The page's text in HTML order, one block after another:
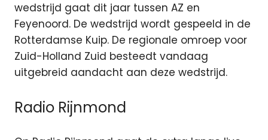
wedstrijd gaat dit jaar tussen AZ en
Feyenoord. De wedstrijd wordt gespeeld in de
Rotterdamse Kuip. De regionale omroep voor
Zuid-Holland Zuid besteedt vandaag
uitgebreid aandacht aan deze wedstrijd.
Radio Rijnmond